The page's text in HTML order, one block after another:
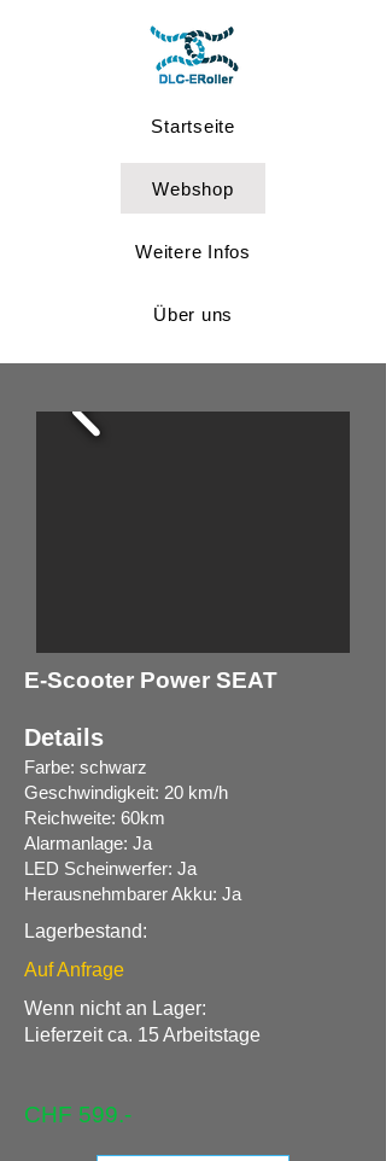
Startseite
Webshop
Weitere Infos
Über uns
E-Scooter Power SEAT
Details
Farbe: schwarz
Geschwindigkeit: 20 km/h
Reichweite: 60km
Alarmanlage: Ja
LED Scheinwerfer: Ja
Herausnehmbarer Akku: Ja
Lagerbestand:
Auf Anfrage
Wenn nicht an Lager:
Lieferzeit ca. 15 Arbeitstage
CHF 599.-